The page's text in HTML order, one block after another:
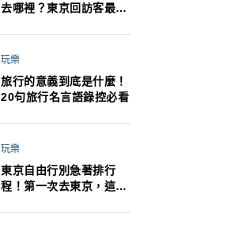
去哪裡？東京回訪客最推
玩樂
旅行的意義到底是什麼！
20句旅行名言語錄控必看
玩樂
東京自由行別急著排行
程！第一次去東京，這10